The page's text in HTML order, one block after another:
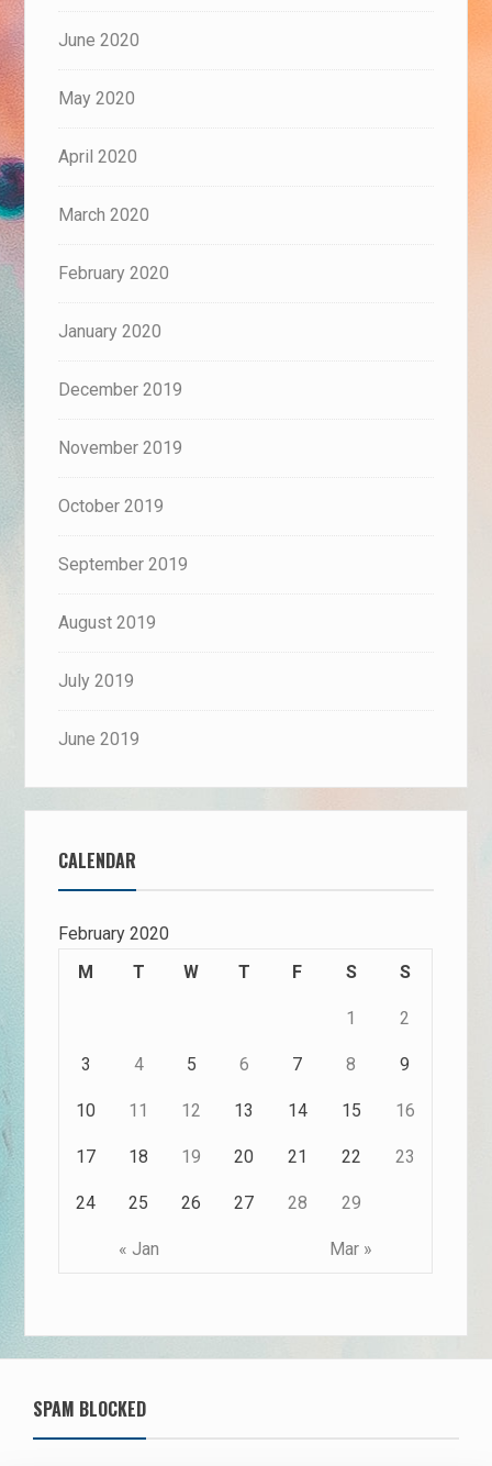
June 2020
May 2020
April 2020
March 2020
February 2020
January 2020
December 2019
November 2019
October 2019
September 2019
August 2019
July 2019
June 2019
CALENDAR
February 2020
M
T W T F S S
« Jan Mar »
1 2
3 4 5 6 7 8 9
10 11 12 13 14 15 16
17 18 19 20 21 22 23
24 25 26 27 28 29
SPAM BLOCKED